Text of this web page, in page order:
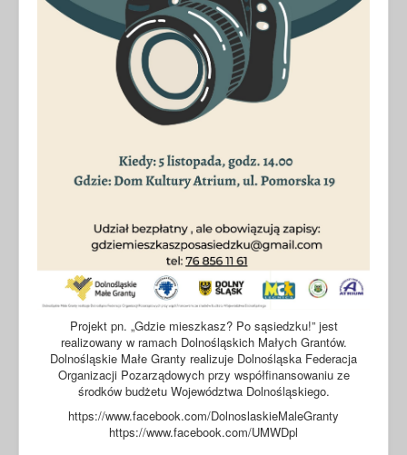
Projekt pn. „Gdzie mieszkasz? Po sąsiedzku!” jest
realizowany w ramach Dolnośląskich Małych Grantów.
Dolnośląskie Małe Granty realizuje Dolnośląska Federacja
Organizacji Pozarządowych przy współfinansowaniu ze
środków budżetu Województwa Dolnośląskiego.
https://www.facebook.com/DolnoslaskieMaleGranty
https://www.facebook.com/UMWDpl